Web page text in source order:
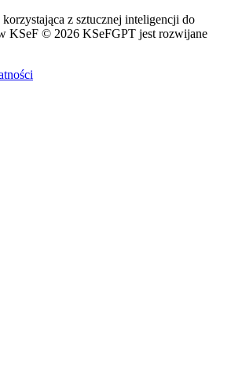
z sztucznej inteligencji do
KSeF © 2026 KSeFGPT jest rozwijane